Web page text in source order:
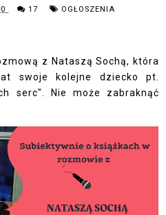
17 OGŁOSZENIA
z Nataszą Sochą, która
swoje kolejne dziecko pt.
serc". Nie może zabraknąć